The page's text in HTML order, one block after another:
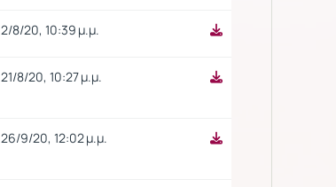
2/8/20, 10:39 μ.μ.
21/8/20, 10:27 μ.μ.
26/9/20, 12:02 μ.μ.